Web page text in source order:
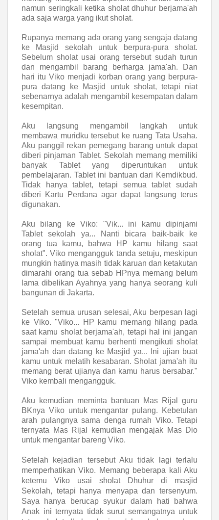
namun seringkali ketika sholat dhuhur berjama'ah
ada saja warga yang ikut sholat.
Rupanya memang ada orang yang sengaja datang
ke Masjid sekolah untuk berpura-pura sholat.
Sebelum sholat usai orang tersebut sudah turun
dan mengambil barang berharga jama'ah. Dan
hari itu Viko menjadi korban orang yang berpura-
pura datang ke Masjid untuk sholat, tetapi niat
sebenarnya adalah mengambil kesempatan dalam
kesempitan.
Aku langsung mengambil langkah untuk
membawa muridku tersebut ke ruang Tata Usaha.
Aku panggil rekan pemegang barang untuk dapat
diberi pinjaman Tablet. Sekolah memang memiliki
banyak Tablet yang diperuntukan untuk
pembelajaran. Tablet ini bantuan dari Kemdikbud.
Tidak hanya tablet, tetapi semua tablet sudah
diberi Kartu Perdana agar dapat langsung terus
digunakan.
Aku bilang ke Viko: "Vik... ini kamu dipinjami
Tablet sekolah ya... Nanti bicara baik-baik ke
orang tua kamu, bahwa HP kamu hilang saat
sholat". Viko mengangguk tanda setuju, meskipun
mungkin hatinya masih tidak karuan dan ketakutan
dimarahi orang tua sebab HPnya memang belum
lama dibelikan Ayahnya yang hanya seorang kuli
bangunan di Jakarta.
Setelah semua urusan selesai, Aku berpesan lagi
ke Viko. "Viko... HP kamu memang hilang pada
saat kamu sholat berjama'ah, tetapi hal ini jangan
sampai membuat kamu berhenti mengikuti sholat
jama'ah dan datang ke Masjid ya... Ini ujian buat
kamu untuk melatih kesabaran. Sholat jama'ah itu
memang berat ujianya dan kamu harus bersabar."
Viko kembali mengangguk.
Aku kemudian meminta bantuan Mas Rijal guru
BKnya Viko untuk mengantar pulang. Kebetulan
arah pulangnya sama denga rumah Viko. Tetapi
ternyata Mas Rijal kemudian mengajak Mas Dio
untuk mengantar bareng Viko.
Setelah kejadian tersebut Aku tidak lagi terlalu
memperhatikan Viko. Memang beberapa kali Aku
ketemu Viko usai sholat Dhuhur di masjid
Sekolah, tetapi hanya menyapa dan tersenyum.
Saya hanya berucap syukur dalam hati bahwa
Anak ini ternyata tidak surut semangatnya untuk